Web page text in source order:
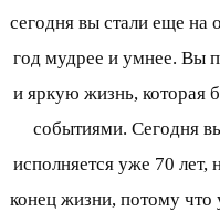
сегодня вы стали еще на
год мудрее и умнее. Вы
и яркую жизнь, которая
событиями. Сегодня
исполняется уже 70 лет,
конец жизни, потому что